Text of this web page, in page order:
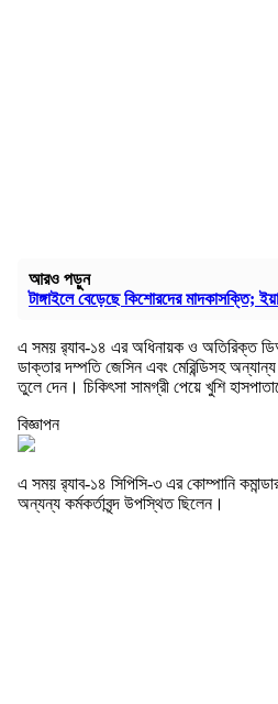
আরও পড়ুন
টাঙ্গাইলে বেড়েছে কিশোরদের মাদকাসক্তি;
এ সময় র‍্যাব-১৪ এর অধিনায়ক ও অতিরিক্ত
ডাক্তার দম্পতি জেসিন এবং মেরিন্ডিসহ অন্যান্য
তুলে দেন। চিকিৎসা সামগ্রী পেয়ে খুশি
বিজ্ঞাপন
এ সময় র‍্যাব-১৪ সিপিসি-৩ এর কোম্পানি
অন্যন্য কর্মকর্তাবৃন্দ উপস্থিত ছিলেন।